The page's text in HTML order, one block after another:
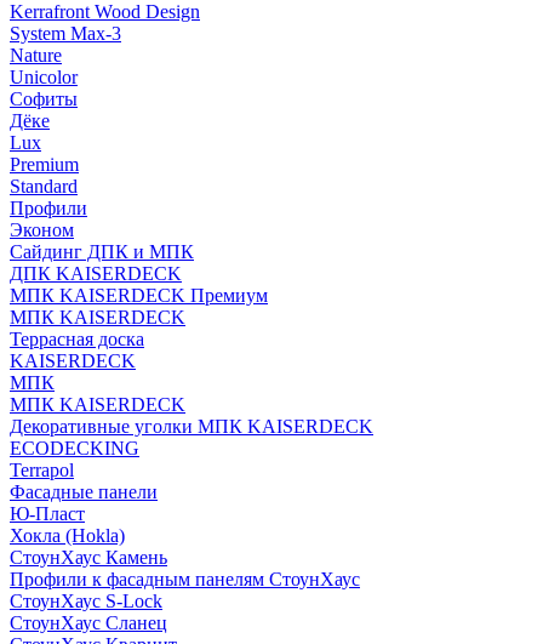
Kerrafront Wood Design
System Max-3
Nature
Unicolor
Софиты
Дёке
Lux
Premium
Standard
Профили
Эконом
Сайдинг ДПК и МПК
ДПК KAISERDECK
МПК KAISERDECK Премиум
МПК KAISERDECK
Террасная доска
KAISERDECK
МПК
МПК KAISERDECK
Декоративные уголки МПК KAISERDECK
ECODECKING
Terrapol
Фасадные панели
Ю-Пласт
Хокла (Hokla)
СтоунХаус Камень
Профили к фасадным панелям СтоунХаус
СтоунХаус S-Lock
СтоунХаус Сланец